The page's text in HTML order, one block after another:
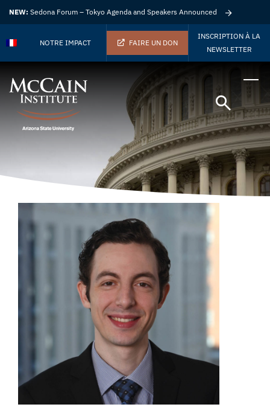
NEW: Sedona Forum – Tokyo Agenda and Speakers Announced
NOTRE IMPACT FAIRE UN DON
INSCRIPTION À LA
NEWSLETTER